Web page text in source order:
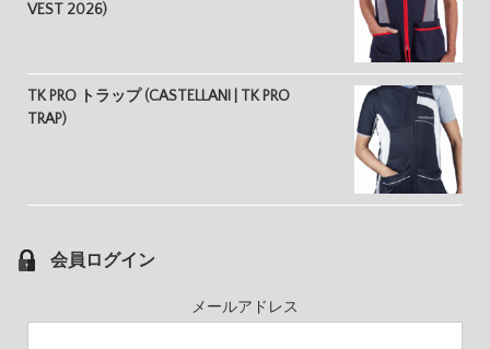
VEST 2026)
TK PRO トラップ (CASTELLANI | TK PRO
TRAP)
会員ログイン
メールアドレス